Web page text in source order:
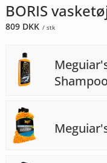
BORIS
809 DKK / stk
Shampoo